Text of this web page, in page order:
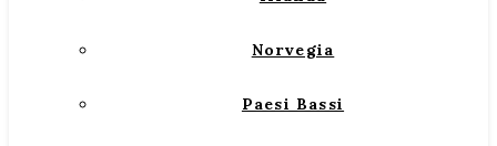
Norvegia
Paesi Bassi